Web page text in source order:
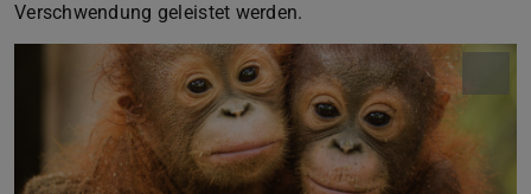
Verschwendung geleistet werden.